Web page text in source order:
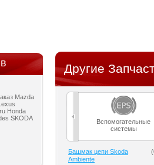
Mazda
Honda
SKODA
Другие
Вспомогательные
системы
Башмак цепи Skoda
Ambiente
(